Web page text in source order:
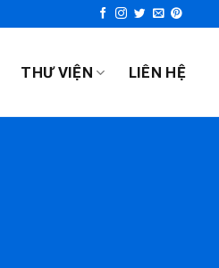
THƯ VIỆN LIÊN HỆ